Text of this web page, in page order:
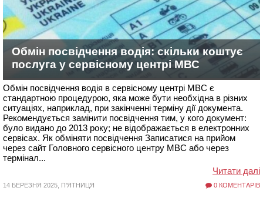
Обмін посвідчення водія: скільки коштує
послуга у сервісному центрі МВС
Обмін посвідчення водія в сервісному центрі МВС є
стандартною процедурою, яка може бути необхідна в різних
ситуаціях, наприклад, при закінченні терміну дії документа.
Рекомендується замінити посвідчення тим, у кого документ:
було видано до 2013 року; не відображається в електронних
сервісах. Як обміняти посвідчення Записатися на прийом
через сайт Головного сервісного центру МВС або через
термінал...
Читати далі
14 БЕРЕЗНЯ 2025, П'ЯТНИЦЯ 0 КОМЕНТАРІВ